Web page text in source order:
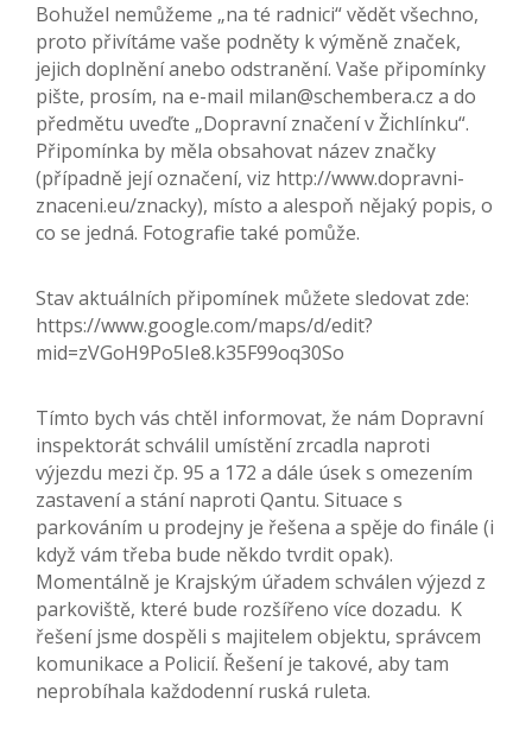
Bohužel nemůžeme „na té radnici“ vědět všechno,
proto přivítáme vaše podněty k výměně značek,
jejich doplnění anebo odstranění. Vaše připomínky
pište, prosím, na e-mail milan@schembera.cz a do
předmětu uveďte „Dopravní značení v Žichlínku“.
Připomínka by měla obsahovat název značky
(případně její označení, viz http://www.dopravni-
znaceni.eu/znacky), místo a alespoň nějaký popis, o
co se jedná. Fotografie také pomůže.
Stav aktuálních připomínek můžete sledovat zde:
https://www.google.com/maps/d/edit?
mid=zVGoH9Po5Ie8.k35F99oq30So
Tímto bych vás chtěl informovat, že nám Dopravní
inspektorát schválil umístění zrcadla naproti
výjezdu mezi čp. 95 a 172 a dále úsek s omezením
zastavení a stání naproti Qantu. Situace s
parkováním u prodejny je řešena a spěje do finále (i
když vám třeba bude někdo tvrdit opak).
Momentálně je Krajským úřadem schválen výjezd z
parkoviště, které bude rozšířeno více dozadu. K
řešení jsme dospěli s majitelem objektu, správcem
komunikace a Policií. Řešení je takové, aby tam
neprobíhala každodenní ruská ruleta.